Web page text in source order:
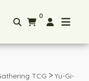
0
TCG > Yu-Gi-